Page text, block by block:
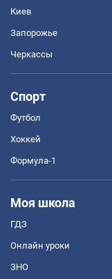
Киев
Запорожье
Черкассы
Спорт
Футбол
Хоккей
Формула-1
Моя школа
ГДЗ
Онлайн уроки
ЗНО